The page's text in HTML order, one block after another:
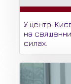
У центрі
на
силах.